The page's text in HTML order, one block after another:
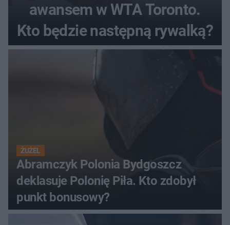
awansem w WTA Toronto.
Kto będzie następną rywalką?
ŻUŻEL
Abramczyk Polonia Bydgoszcz
deklasuje Polonię Piła. Kto zdobył
punkt bonusowy?